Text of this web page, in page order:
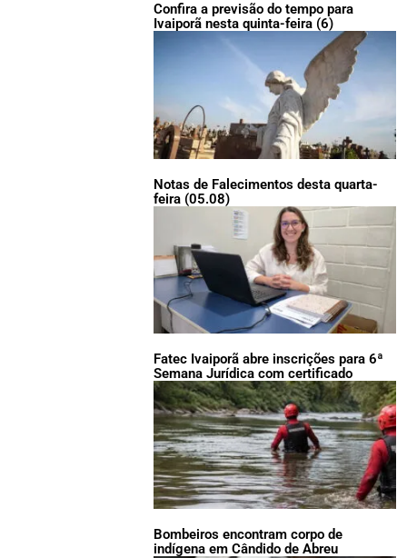
Confira a previsão do tempo para
Ivaiporã nesta quinta-feira (6)
Notas de Falecimentos desta quarta-
feira (05.08)
Fatec Ivaiporã abre inscrições para 6ª
Semana Jurídica com certificado
Bombeiros encontram corpo de
indígena em Cândido de Abreu